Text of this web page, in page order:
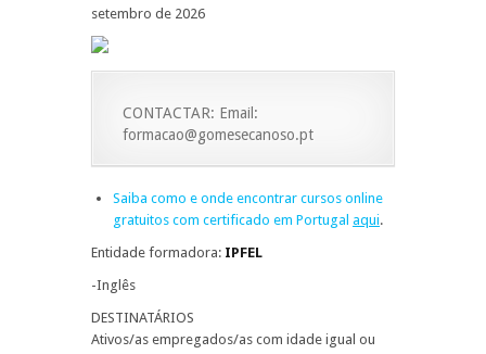
setembro de 2026
CONTACTAR: Email:
formacao@gomesecanoso.pt
Saiba como e onde encontrar cursos online
gratuitos com certificado em Portugal aqui.
Entidade formadora: IPFEL
-Inglês
DESTINATÁRIOS
Ativos/as empregados/as com idade igual ou